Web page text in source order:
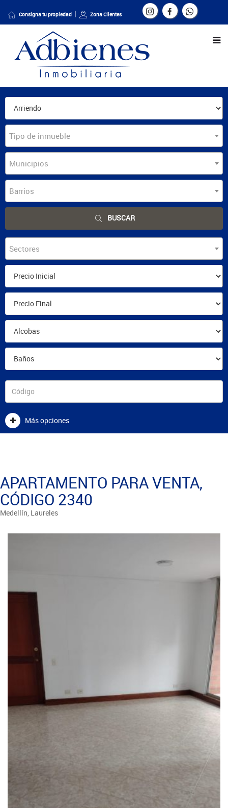
Consigna tu propiedad Zona Clientes
Tipo de inmueble
Municipios
Barrios
BUSCAR
Sectores
Más opciones
APARTAMENTO PARA VENTA,
CÓDIGO 2340
Medellín, Laureles